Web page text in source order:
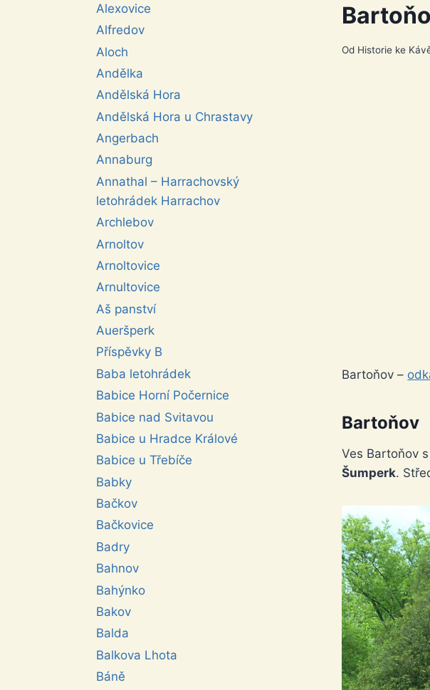
Od Historie ke
Bartoňov –
Bartoňov
Ves Bartoňov
Šumperk.
Alexovice
Alfredov
Aloch
Andělka
Andělská Hora
Andělská Hora u Chrastavy
Angerbach
Annaburg
Annathal – Harrachovský
letohrádek Harrachov
Archlebov
Arnoltov
Arnoltovice
Arnultovice
Aš panství
Aueršperk
Příspěvky B
Baba letohrádek
Babice Horní Počernice
Babice nad Svitavou
Babice u Hradce Králové
Babice u Třebíče
Babky
Bačkov
Bačkovice
Badry
Bahnov
Bahýnko
Bakov
Balda
Balkova Lhota
Báně